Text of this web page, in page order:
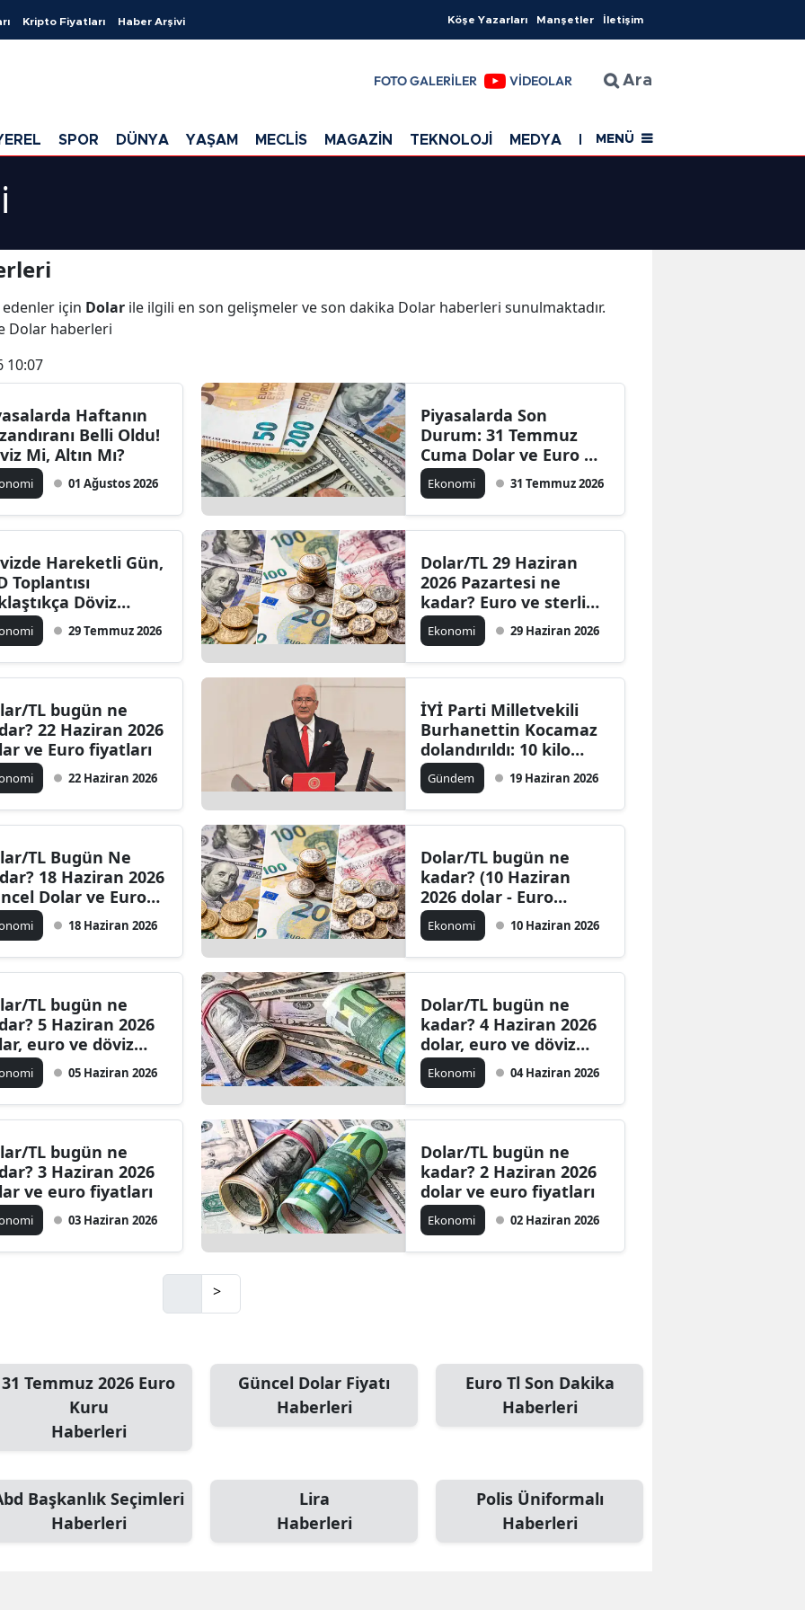
Kripto Fiyatları Haber Arşivi Köşe Yazarları Manşetler İletişim
FOTO GALERİLER VİDEOLAR Ara
SPOR DÜNYA YAŞAM MECLİS MAGAZİN TEKNOLOJİ MEDYA EĞİTİM SAĞLIK
MENÜ
için Dolar ile ilgili en son gelişmeler ve son dakika Dolar haberleri sunulmaktadır.
Dolar haberleri
10:07
Haftanın
Belli Oldu!
Mi, Altın Mı?
01 Ağustos 2026
Piyasalarda Son
Durum: 31 Temmuz
Cuma Dolar ve Euro Ne
Kadar?
Ekonomi 31 Temmuz 2026
Hareketli Gün,
Toplantısı
Döviz
Dolar,
ve Sterlin Bugün
Kadar?
29 Temmuz 2026
Dolar/TL 29 Haziran
2026 Pazartesi ne
kadar? Euro ve sterlin
güne yükseliş
eğiliminde başladı
Ekonomi 29 Haziran 2026
TL bugün ne
22 Haziran 2026
ve Euro fiyatları
22 Haziran 2026
İYİ Parti Milletvekili
Burhanettin Kocamaz
dolandırıldı: 10 kilo
altını elden verdi
Gündem 19 Haziran 2026
TL Bugün Ne
18 Haziran 2026
Dolar ve Euro
18 Haziran 2026
Dolar/TL bugün ne
kadar? (10 Haziran
2026 dolar - Euro
fiyatları)
Ekonomi 10 Haziran 2026
TL bugün ne
5 Haziran 2026
euro ve döviz
05 Haziran 2026
Dolar/TL bugün ne
kadar? 4 Haziran 2026
dolar, euro ve döviz
fiyatla
Ekonomi 04 Haziran 2026
TL bugün ne
3 Haziran 2026
ve euro fiyatları
03 Haziran 2026
Dolar/TL bugün ne
kadar? 2 Haziran 2026
dolar ve euro fiyatları
Ekonomi 02 Haziran 2026
>
31 Temmuz 2026 Euro
Kuru
Haberleri
Güncel Dolar Fiyatı
Haberleri
Euro Tl Son Dakika
Haberleri
Başkanlık Seçimleri
Haberleri
Lira
Haberleri
Polis Üniformalı
Haberleri